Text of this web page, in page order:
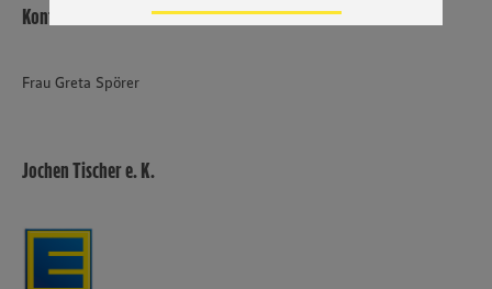
Zudem wissen wir nicht genau, wie die Anbieter der
genannten Dienste Ihre Daten verarbeiten. Weitere
Policy unter den Stichworten „YouTube” und „Vimeo”.
Kontakt
Frau Greta Spörer
Jochen Tischer e. K.